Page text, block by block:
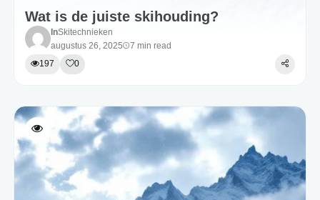
Wat is de juiste skihouding?
InSkitechnieken
augustus 26, 2025
7 min read
197
0